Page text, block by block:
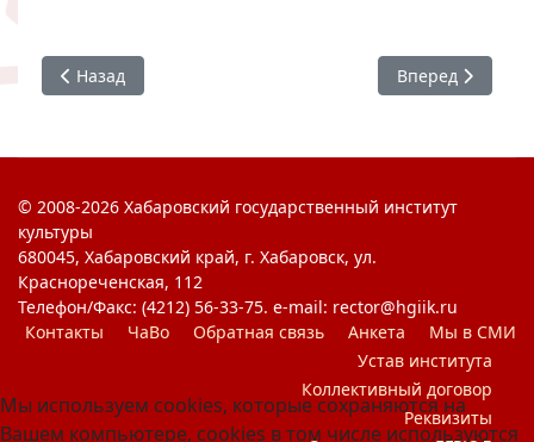
Предыдущий: Гражданский форум «Хабаровский край –
Назад Следующий:
Вперед
© 2008-2026 Хабаровский государственный институт
культуры
680045, Хабаровский край, г. Хабаровск, ул.
Краснореченская, 112
Телефон/Факс: (4212) 56-33-75. e-mail: rector@hgiik.ru
Контакты
ЧаВо Обратная связь Анкета
Мы в СМИ
Устав института
Коллективный договор
Реквизиты
Мы используем cookies, которые сохраняются на
Вашем компьютере, cookies в том числе используются